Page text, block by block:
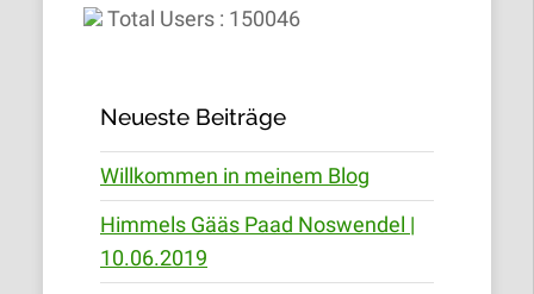
Total Users : 150046
Neueste Beiträge
Willkommen in meinem Blog
Himmels Gääs Paad Noswendel |
10.06.2019